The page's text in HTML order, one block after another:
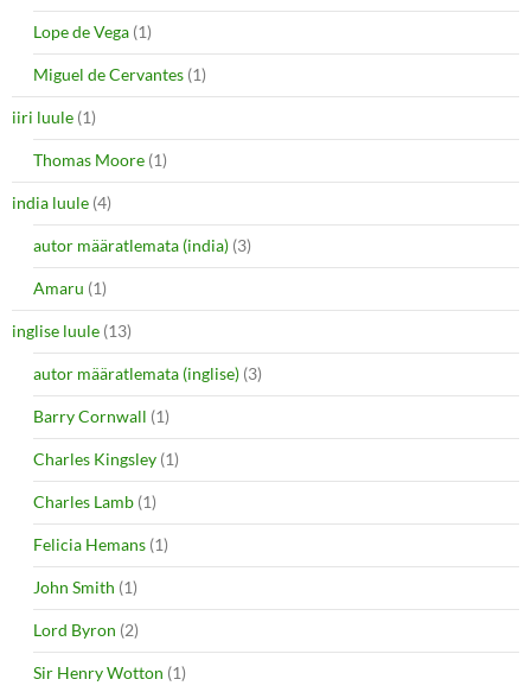
Lope de Vega (1)
Miguel de Cervantes (1)
iiri luule (1)
Thomas Moore (1)
india luule (4)
autor määratlemata (india) (3)
Amaru (1)
inglise luule (13)
autor määratlemata (inglise) (3)
Barry Cornwall (1)
Charles Kingsley (1)
Charles Lamb (1)
Felicia Hemans (1)
John Smith (1)
Lord Byron (2)
Sir Henry Wotton (1)